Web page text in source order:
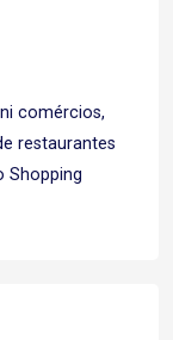
comércios,
restaurantes
Shopping